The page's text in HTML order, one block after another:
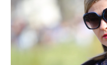
LUXE ET LA BEAUTÉ EN Y
AJOUTANT MON PETIT
GRAIN DE FOLIE ET MES